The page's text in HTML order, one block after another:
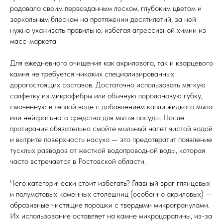
Разделочные доски
Аксессуары из камня
радовала своим первозданным лоском, глубоким цветом и
зеркальным блеском на протяжении десятилетий, за ней
нужно ухаживать правильно, избегая агрессивной химии из
масс-маркета.
Для ежедневного очищения как акрилового, так и кварцевого
камня не требуется никаких специализированных
дорогостоящих составов. Достаточно использовать мягкую
салфетку из микрофибры или обычную поролоновую губку,
смоченную в теплой воде с добавлением капли жидкого мыла
или нейтрального средства для мытья посуды. После
протирания обязательно смойте мыльный налет чистой водой
и вытрите поверхность насухо — это предотвратит появление
тусклых разводов от жесткой водопроводной воды, которая
часто встречается в Ростовской области.
Чего категорически стоит избегать? Главный враг глянцевых
и полуматовых каменных столешниц (особенно акриловых) —
абразивные чистящие порошки с твердыми микрогранулами.
Их использование оставляет на камне микроцарапины, из-за